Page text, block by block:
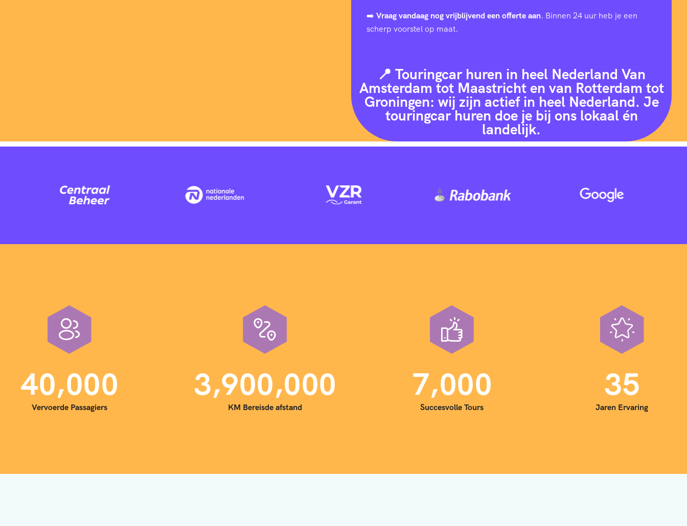
➡️ Vraag vandaag nog vrijblijvend een offerte aan. Binnen 24 uur heb je een
scherp voorstel op maat.
📍 Touringcar huren in heel Nederland Van
Amsterdam tot Maastricht en van Rotterdam tot
Groningen: wij zijn actief in heel Nederland. Je
touringcar huren doe je bij ons lokaal én
landelijk.
40,000
Vervoerde Passagiers
3,900,000
KM Bereisde afstand
7,000
Succesvolle Tours
35
Jaren Ervaring